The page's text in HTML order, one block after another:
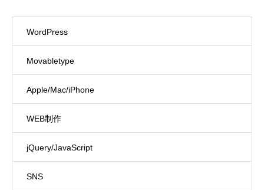
WordPress
Movabletype
Apple/Mac/iPhone
WEB制作
jQuery/JavaScript
SNS